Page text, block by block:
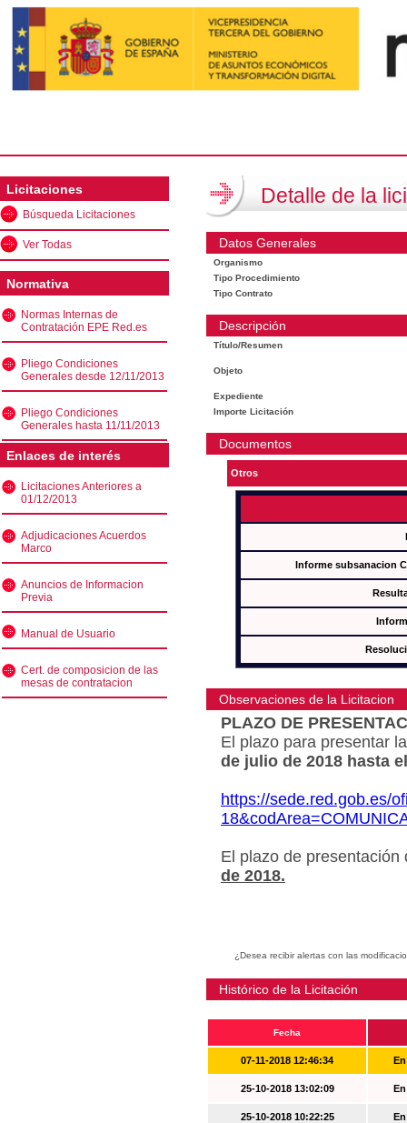
Licitaciones
Búsqueda Licitaciones
Ver Todas
Normativa
Normas Internas de
Contratación EPE Red.es
Pliego Condiciones
Generales desde 12/11/2013
Pliego Condiciones
Generales hasta 11/11/2013
Enlaces de interés
Licitaciones Anteriores a
01/12/2013
Adjudicaciones Acuerdos
Marco
Anuncios de Informacion
Previa
Manual de Usuario
Cert. de composicion de las
mesas de contratacion
Detalle de la
Datos Generales
Organismo
Tipo Procedimiento
Tipo Contrato
Descripción
Título/Resumen
Objeto
Expediente
Importe Licitación
Documentos
Otros
Informe subsanacion
Observaciones de la Licitacion
PLAZO DE
El plazo para presentar
de julio de 2018 hasta
https://sede.red.gob.es/
El plazo de
de 2018.
¿Desea recibir alertas con las
Histórico de la Licitación
Fecha
07-11-2018 12:46:34
25-10-2018 13:02:09
25-10-2018 10:22:25